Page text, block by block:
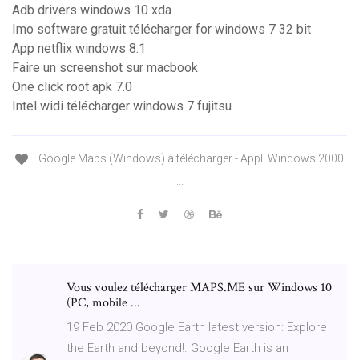
Adb drivers windows 10 xda
Imo software gratuit télécharger for windows 7 32 bit
App netflix windows 8.1
Faire un screenshot sur macbook
One click root apk 7.0
Intel widi télécharger windows 7 fujitsu
Google Maps (Windows) à télécharger - Appli Windows 2000
Vous voulez télécharger MAPS.ME sur Windows 10
(PC, mobile ...
19 Feb 2020 Google Earth latest version: Explore
the Earth and beyond!. Google Earth is an